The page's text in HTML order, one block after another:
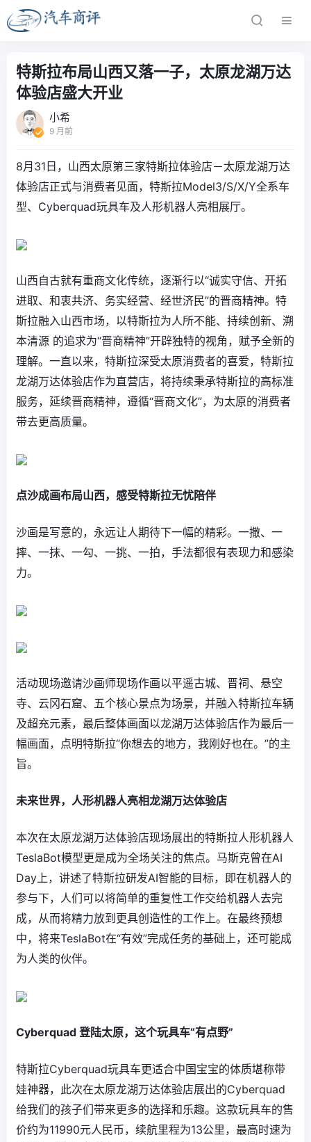
特斯拉布局山西又落一子，太原龙湖万达
体验店盛大开业
小希
9 月前
8月31日，山西太原第三家特斯拉体验店－太原龙湖万达
体验店正式与消费者见面，特斯拉Model3/S/X/Y全系车
型、Cyberquad玩具车及人形机器人亮相展厅。
山西自古就有重商文化传统，逐渐行以“诚实守信、开拓
进取、和衷共济、务实经营、经世济民”的晋商精神。特
斯拉融入山西市场，以特斯拉为人所不能、持续创新、溯
本清源 的追求为“晋商精神”开辟独特的视角，赋予全新的
理解。一直以来，特斯拉深受太原消费者的喜爱，特斯拉
龙湖万达体验店作为直营店，将持续秉承特斯拉的高标准
服务，延续晋商精神，遵循“晋商文化”，为太原的消费者
带去更高质量。
点沙成画布局山西，感受特斯拉无忧陪伴
沙画是写意的，永远让人期待下一幅的精彩。一撒、一
摔、一抹、一勾、一挑、一拍，手法都很有表现力和感染
力。
活动现场邀请沙画师现场作画以平遥古城、晋祠、悬空
寺、云冈石窟、五个核心景点为场景，并融入特斯拉车辆
及超充元素，最后整体画面以龙湖万达体验店作为最后一
幅画面，点明特斯拉“你想去的地方，我刚好也在。”的主
旨。
未来世界，人形机器人亮相龙湖万达体验店
本次在太原龙湖万达体验店现场展出的特斯拉人形机器人
TeslaBot模型更是成为全场关注的焦点。马斯克曾在AI
Day上，讲述了特斯拉研发AI智能的目标，即在机器人的
参与下，人们可以将简单的重复性工作交给机器人去完
成，从而将精力放到更具创造性的工作上。在最终预想
中，将来TeslaBot在“有效”完成任务的基础上，还可能成
为人类的伙伴。
Cyberquad 登陆太原，这个玩具车“有点野”
特斯拉Cyberquad玩具车更适合中国宝宝的体质堪称带
娃神器，此次在太原龙湖万达体验店展出的Cyberquad
给我们的孩子们带来更多的选择和乐趣。这款玩具车的售
价约为11990元人民币，续航里程为13公里，最高时速为